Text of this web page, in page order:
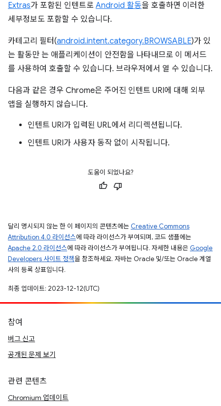
Extras가 포함된 인텐트로 Android 활동을 호출하면 이러한
세부정보도 포함할 수 있습니다.
카테고리 필터(android.intent.category.BROWSABLE)가 있
는 활동만 는 애플리케이션이 안전함을 나타내므로 이 메서드
를 사용하여 호출할 수 있습니다. 브라우저에서 열 수 있습니다.
다음과 같은 경우 Chrome은 주어진 인텐트 URI에 대해 외부
앱을 실행하지 않습니다.
인텐트 URI가 입력된 URL에서 리디렉션됩니다.
인텐트 URI가 사용자 동작 없이 시작됩니다.
도움이 되었나요?
달리 명시되지 않는 한 이 페이지의 콘텐츠에는 Creative Commons
Attribution 4.0 라이선스에 따라 라이선스가 부여되며, 코드 샘플에는
Apache 2.0 라이선스에 따라 라이선스가 부여됩니다. 자세한 내용은 Google
Developers 사이트 정책을 참조하세요. 자바는 Oracle 및/또는 Oracle 계열
사의 등록 상표입니다.
최종 업데이트: 2023-12-12(UTC)
참여
버그 신고
공개된 문제 보기
관련 콘텐츠
Chromium 업데이트